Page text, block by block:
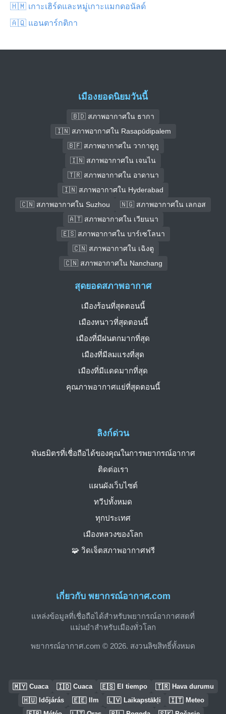
🇭🇲 เกาะเฮิร์ดและหมู่เกาะแมกดอนัลด์
🇦🇶 แอนตาร์กติกา
เมืองยอดนิยมวันนี้
🇧🇩 สภาพอากาศใน ธากา
🇮🇳 สภาพอากาศใน Rasapūdipalem
🇧🇫 สภาพอากาศใน วากาดูกู
🇮🇳 สภาพอากาศใน เจนไน
🇹🇷 สภาพอากาศใน อาดานา
🇮🇳 สภาพอากาศใน Hyderabad
🇨🇳 สภาพอากาศใน Suzhou
🇳🇬 สภาพอากาศใน เลกอส
🇦🇹 สภาพอากาศใน เวียนนา
🇪🇸 สภาพอากาศใน บาร์เซโลนา
🇨🇳 สภาพอากาศใน เฉิงตู
🇨🇳 สภาพอากาศใน Nanchang
เกี่ยวกับ พยากรณ์อากาศ.com
แหล่งข้อมูลที่เชื่อถือได้สำหรับพยากรณ์อากาศสดที่
แม่นยำสำหรับเมืองทั่วโลก
พยากรณ์อากาศ.com © 2026. สงวนลิขสิทธิ์ทั้งหมด
ลิงก์ด่วน
พันธมิตรที่เชื่อถือได้ของคุณในการพยากรณ์อากาศ
ติดต่อเรา
แผนผังเว็บไซต์
ทวีปทั้งหมด
ทุกประเทศ
เมืองหลวงของโลก
🧩 วิดเจ็ตสภาพอากาศฟรี
สุดยอดสภาพอากาศ
เมืองร้อนที่สุดตอนนี้
เมืองหนาวที่สุดตอนนี้
เมืองที่มีฝนตกมากที่สุด
เมืองที่มีลมแรงที่สุด
เมืองที่มีแดดมากที่สุด
คุณภาพอากาศแย่ที่สุดตอนนี้
🇲🇾 Cuaca 🇮🇩 Cuaca 🇪🇸 El tiempo 🇹🇷 Hava durumu
🇭🇺 Időjárás 🇪🇪 Ilm 🇱🇻 Laikapstākļi 🇮🇹 Meteo